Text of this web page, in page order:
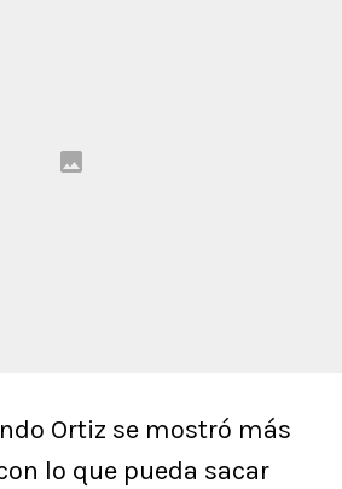
Ortiz se mostró más
lo que pueda sacar